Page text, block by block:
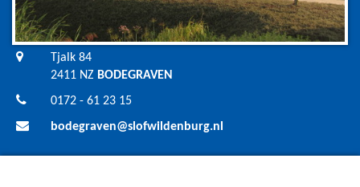
Tjalk 84
2411 NZ BODEGRAVEN
0172 - 61 23 15
bodegraven@slofwildenburg.nl